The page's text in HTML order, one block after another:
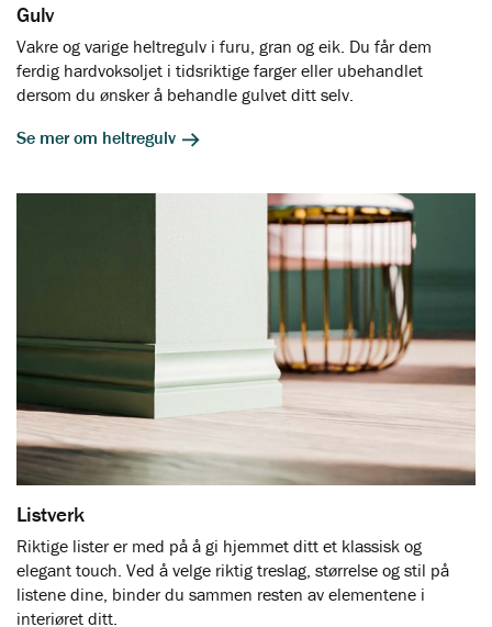
Gulv
Vakre og varige heltregulv i furu, gran og eik. Du får dem
ferdig hardvoksoljet i tidsriktige farger eller ubehandlet
dersom du ønsker å behandle gulvet ditt selv.
Se mer om heltregulv
Listverk
Riktige lister er med på å gi hjemmet ditt et klassisk og
elegant touch. Ved å velge riktig treslag, størrelse og stil på
listene dine, binder du sammen resten av elementene i
interiøret ditt.